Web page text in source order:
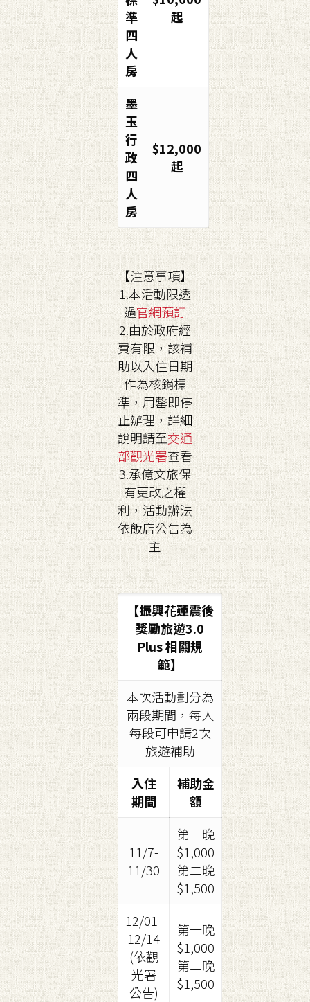
準
四
人
房
起
墨
玉
行
政
四
人
房
$12,000
起
【注意事項】
1.本活動限透
過官網預訂
2.由於政府經
費有限，該補
助以入住日期
作為核銷標
準，用罄即停
止辦理，詳細
說明請至交通
部觀光署查看
3.承億文旅保
有更改之權
利，活動辦法
依飯店公告為
主
【振興花蓮震後
獎勵旅遊3.0
Plus 相關規
範】
本次活動劃分為
兩段期間，每人
每段可申請2次
旅遊補助
入住
期間
補助金
額
11/7-
11/30
第一晚
$1,000
第二晚
$1,500
12/01-
12/14
(依觀
光署
公告)
第一晚
$1,000
第二晚
$1,500